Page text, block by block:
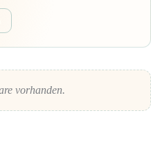
vorhanden.